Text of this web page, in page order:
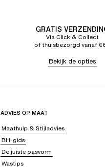
GRATIS
Via Click & Collect
of thuisbezorgd vanaf
Bekijk de opties
ADVIES OP MAAT
Maathulp & Stijladvies
BH-gids
De juiste pasvorm
Wastips